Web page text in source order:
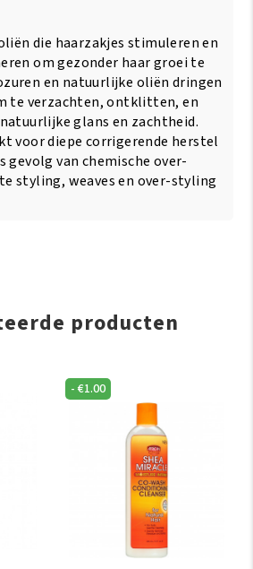
die haarzakjes stimuleren en
om gezonder haar groei te
en natuurlijke oliën dringen
te verzachten, ontklitten, en
glans en zachtheid.
voor diepe corrigerende herstel
gevolg van chemische over-
styling, weaves en over-styling
producten
-€1.00